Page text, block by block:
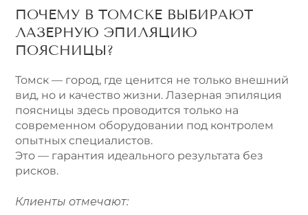
ПОЧЕМУ В ТОМСКЕ ВЫБИРАЮТ
ЛАЗЕРНУЮ ЭПИЛЯЦИЮ
ПОЯСНИЦЫ?
Томск — город, где ценится не только внешний
вид, но и качество жизни. Лазерная эпиляция
поясницы здесь проводится только на
современном оборудовании под контролем
опытных специалистов.
Это — гарантия идеального результата без
рисков.
Клиенты отмечают: